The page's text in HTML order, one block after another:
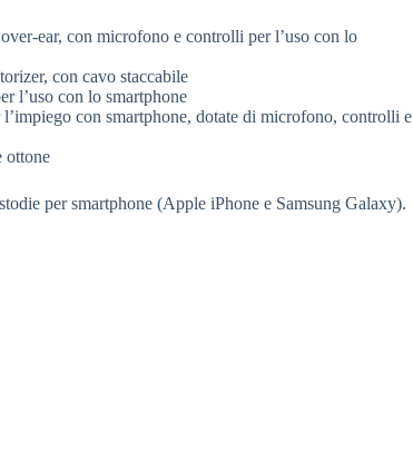
ear, con microfono e controlli per l’uso con lo
con cavo staccabile
l’uso con lo smartphone
con smartphone, dotate di microfono, controlli e
ottone
per smartphone (Apple iPhone e Samsung Galaxy).